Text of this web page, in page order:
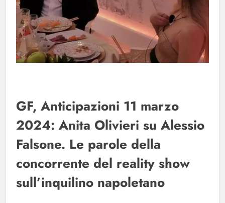
GF, Anticipazioni 11 marzo
2024: Anita Olivieri su Alessio
Falsone. Le parole della
concorrente del reality show
sull’inquilino napoletano